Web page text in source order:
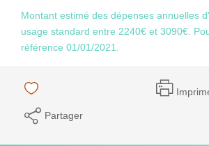
Montant estimé des dépenses annuelles
usage standard entre 2240€ et 3090€.
référence 01/01/2021.
Partager